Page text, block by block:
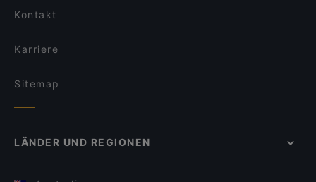
Kontakt
Karriere
Sitemap
LÄNDER UND REGIONEN